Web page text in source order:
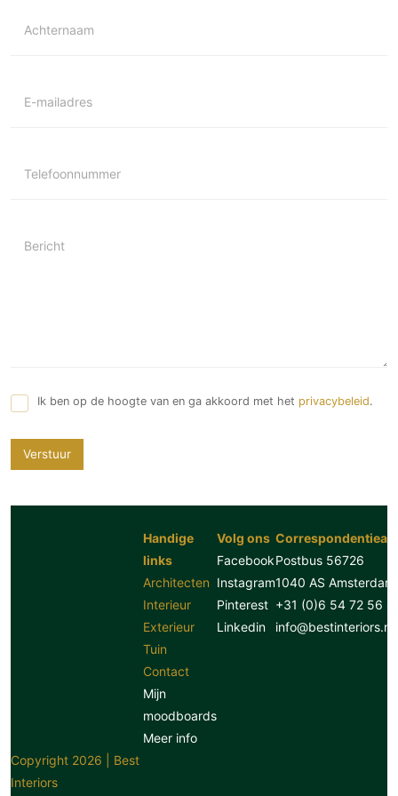
Achternaam
E-mailadres
Telefoonnummer
Bericht
Ik ben op de hoogte van en ga akkoord met het privacybeleid.
Verstuur
Handige
links
Architecten
Interieur
Exterieur
Tuin
Contact
Mijn
moodboards
Meer info
Volg ons
Facebook
Instagram
Pinterest
Linkedin
Postbus 56726
1040 AS Amsterdam
+31 (0)6 54 72 56
info@bestinteriors.nl
Copyright 2026 | Best
Interiors